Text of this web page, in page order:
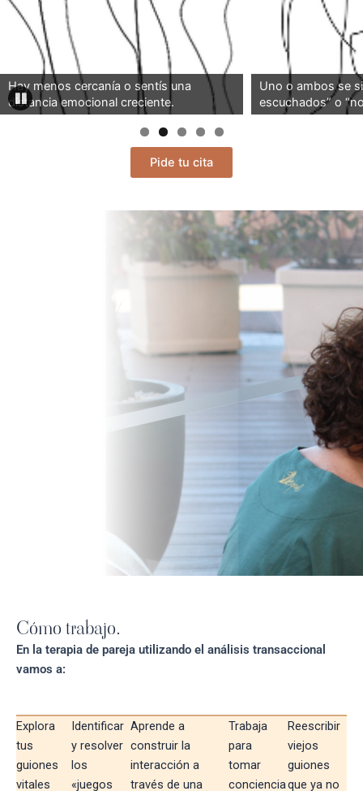
Hay menos cercanía o sentís una
distancia emocional creciente.
Uno o ambos se
escuchados” o
Pide tu cita
Cómo trabajo.
En la terapia de pareja utilizando el análisis transaccional
vamos a:
Explora
tus
guiones
vitales
Identificar
y resolver
los
«juegos
Aprende a
construir la
interacción a
través de una
Trabaja
para
tomar
conciencia
Reescribir
viejos
guiones
que ya no